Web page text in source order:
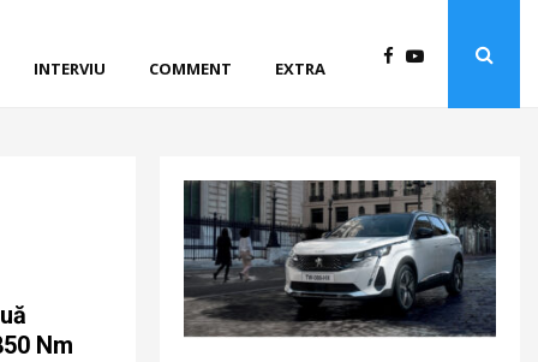
INTERVIU COMMENT EXTRA
Nm